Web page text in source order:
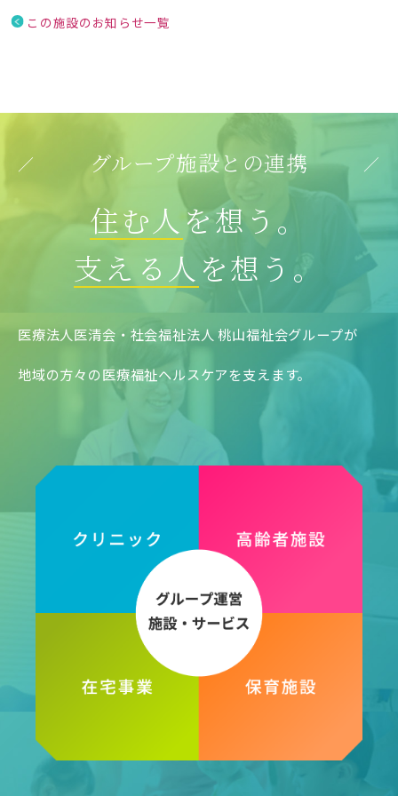
この施設のお知らせ一覧
グループ施設との連携
住む人を想う。
支える人 を想う。
医療法人医清会・社会福祉法人 桃山福祉会グループが
地域の方々の医療福祉ヘルスケアを支えます。